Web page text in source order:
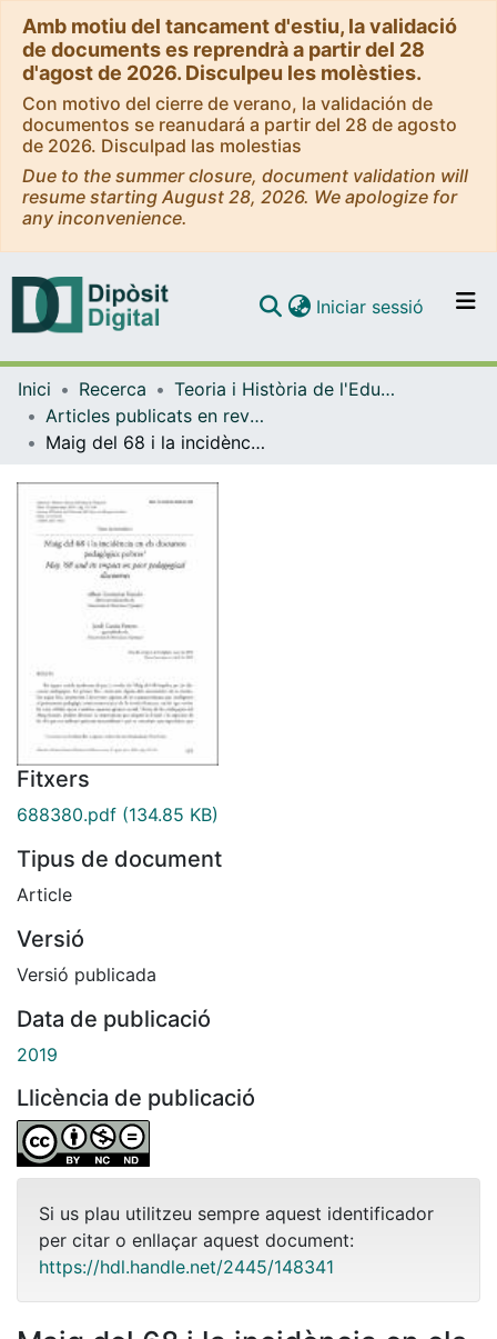
Amb motiu del tancament d'estiu, la validació
de documents es reprendrà a partir del 28
d'agost de 2026. Disculpeu les molèsties.
Con motivo del cierre de verano, la validación de
documentos se reanudará a partir del 28 de agosto
de 2026. Disculpad las molestias
Due to the summer closure, document validation will
resume starting August 28, 2026. We apologize for
any inconvenience.
Navega per tot el DD
Iniciar sessió (current)
Inici Recerca
Teoria i Història de l'Educació
Articles publicats en revistes (Teoria i Història de l'Educació)
Maig del 68 i la incidència en els discursos pedagògics pobres
Fitxers
688380.pdf (134.85 KB)
Tipus de document
Article
Versió
Versió publicada
Data de publicació
2019
Llicència de publicació
Si us plau utilitzeu sempre aquest identificador
per citar o enllaçar aquest document:
https://hdl.handle.net/2445/148341